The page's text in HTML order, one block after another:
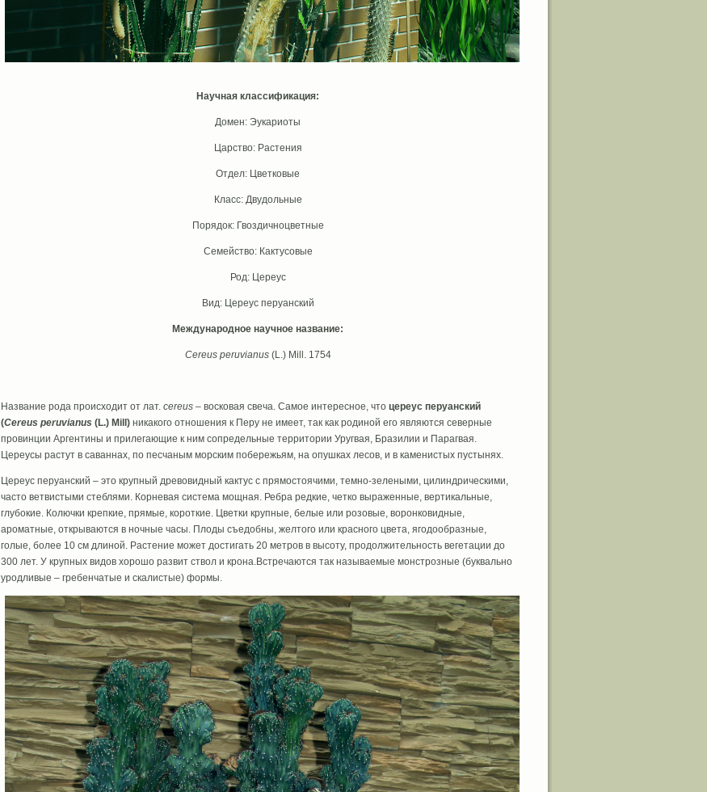
Научная классификация:
Домен: Эукариоты
Царство: Растения
Отдел: Цветковые
Класс: Двудольные
Порядок: Гвоздичноцветные
Семейство: Кактусовые
Род: Цереус
Вид: Цереус перуанский
Международное научное название:
Cereus peruvianus (L.) Mill. 1754
Название рода происходит от лат. cereus– восковая свеча. Самое интересное, что цереус перуанский
(Cereus peruvianus (L.) Mill)никакого отношения к Перу не имеет, так как родиной его являются северные
провинции Аргентины и прилегающие к ним сопредельные территории Уругвая, Бразилии и Парагвая.
Цереусы растут в саваннах, по песчаным морским побережьям, на опушках лесов, и в каменистых пустынях.
Цереус перуанский – это крупный древовидный кактус с прямостоячими, темно-зелеными, цилиндрическими,
часто ветвистыми стеблями. Корневая система мощная. Ребра редкие, четко выраженные, вертикальные,
глубокие. Колючки крепкие, прямые, короткие. Цветки крупные, белые или розовые, воронковидные,
ароматные, открываются в ночные часы. Плоды съедобны, желтого или красного цвета, ягодообразные,
голые, более 10 см длиной. Растение может достигать 20 метров в высоту, продолжительность вегетации до
300 лет. У крупных видов хорошо развит ствол и крона.Встречаются так называемые монстрозные (буквально
уродливые – гребенчатые и скалистые) формы.